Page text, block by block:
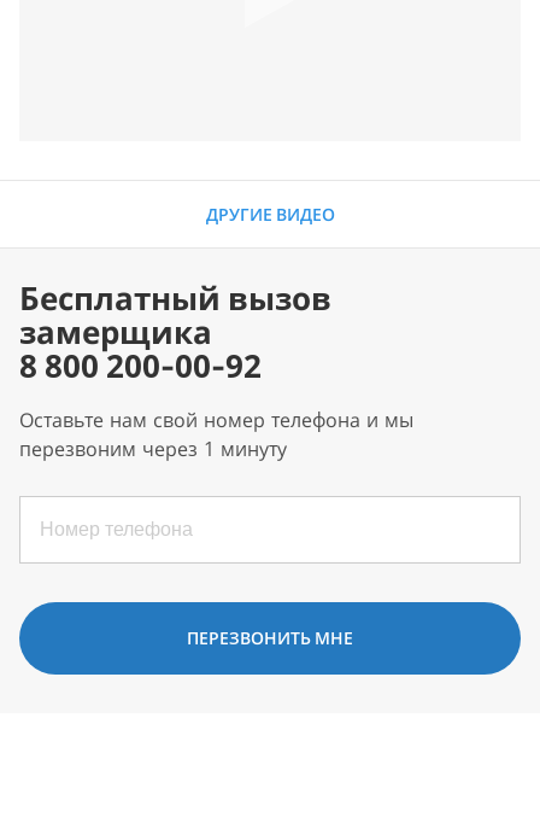
ДРУГИЕ ВИДЕО
Бесплатный вызов
замерщика
8 800 200-00-92
Оставьте нам свой номер телефона и мы
перезвоним через 1 минуту
ПЕРЕЗВОНИТЬ МНЕ